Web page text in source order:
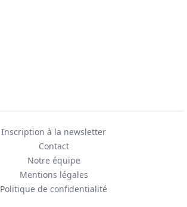
Inscription à la newsletter
Contact
Notre équipe
Mentions légales
Politique de confidentialité